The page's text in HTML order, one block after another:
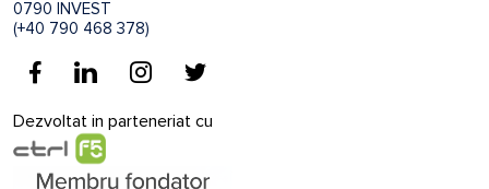
0790 INVEST
(+40 790 468 378)
Dezvoltat in parteneriat cu